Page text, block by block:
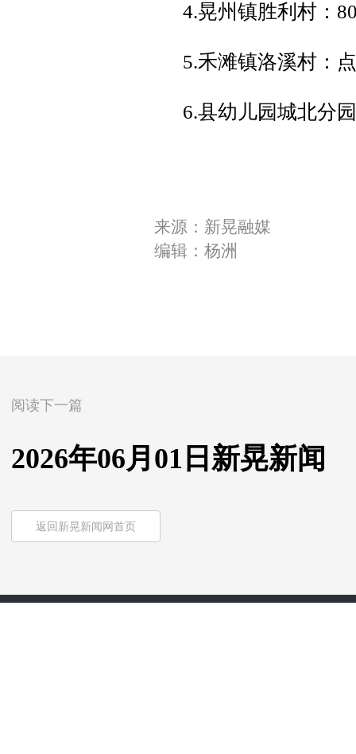
4.晃州镇胜利村：
5.禾滩镇洛溪村：
6.县幼儿园城北分
来源：新晃融媒
编辑：杨洲
阅读下一篇
2026年06月01日新晃新闻
返回新晃新闻网首页